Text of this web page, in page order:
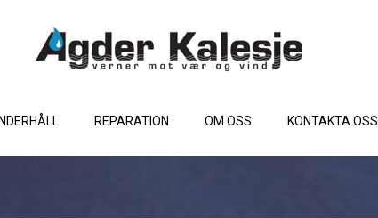
REPARATION OM OSS KONTAKTA OSS